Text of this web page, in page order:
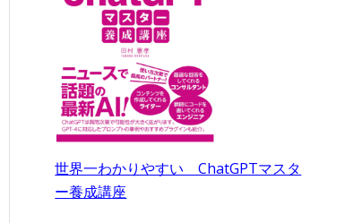
世界一わかりやすい ChatGPTマスタ
ー養成講座